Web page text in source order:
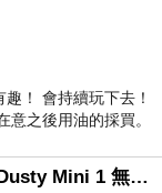
！ 會持續玩下去！
之後用油的採買。
開箱｜【KOCA科卡】Dusty Mini 1 無線手持吸塵器